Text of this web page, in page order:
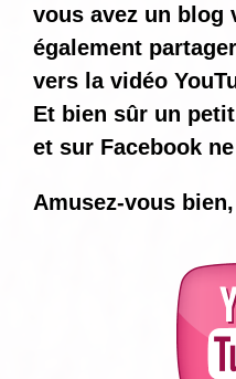
vous avez un blog
également
vers la vidéo
Et bien sûr un
et sur Facebook
Amusez-vous